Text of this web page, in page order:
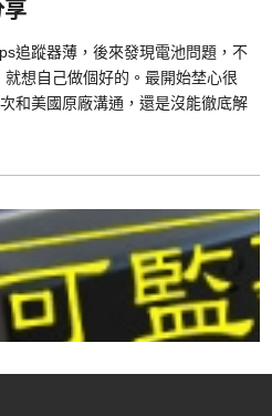
追蹤器薄，後來發現電池問題，不
想自己做個好的。最開始埜心很
和美國原廠溝通，還是沒能徹底解